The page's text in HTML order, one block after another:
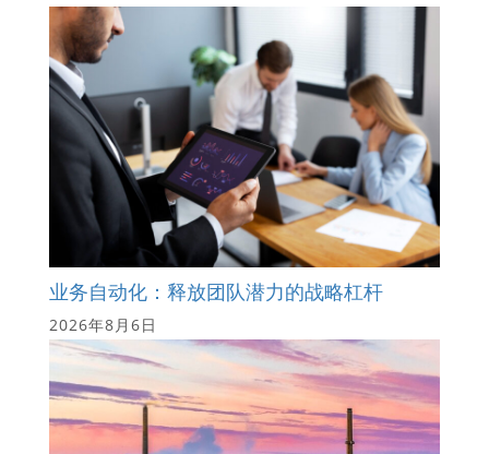
业务自动化：释放团队潜力的战略杠杆
2026年8月6日